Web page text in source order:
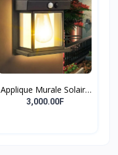
Applique Murale Solaire
Extérieure Étanche,
3,000.00F